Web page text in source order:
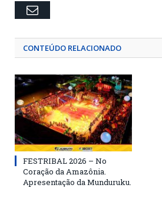
Email
CONTEÚDO RELACIONADO
FESTRIBAL 2026 – No
Coração da Amazônia.
Apresentação da Munduruku.